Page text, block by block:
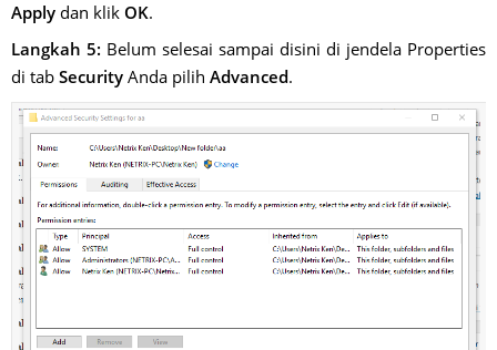
Apply dan klik OK.
Langkah 5: Belum selesai sampai disini di jendela Properties
di tab Security Anda pilih Advanced.